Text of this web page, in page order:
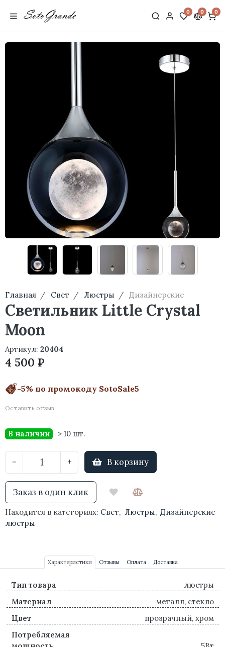
0 0 0
Главная Свет Люстры Дизайнерские
Светильник Little Crystal
Moon
Артикул: 20404
4 500 ₽
-5% по промокоду SotoSale5
Оставить отзыв
В наличии > 10 шт.
− + В корзину
Заказ в один клик
Находится в категориях: Свет, Люстры, Дизайнерские
люстры
Характеристики Отзывы Оплата Доставка
Тип товара
люстры
Материал
металл, стекло
Цвет
прозрачный, хром
Потребляемая